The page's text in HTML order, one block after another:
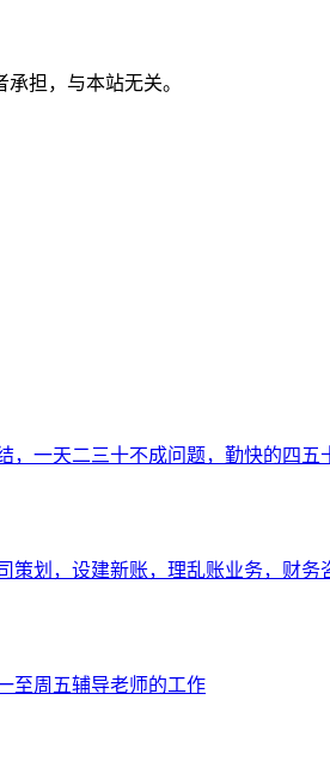
担，与本站无关。
一天二三十不成问题，勤快的四五
划，设建新账，理乱账业务，财
至周五辅导老师的工作